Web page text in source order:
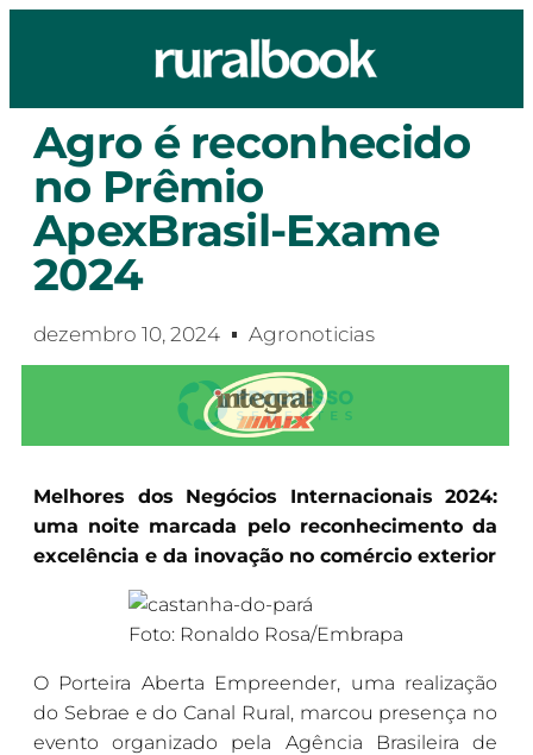
Agro é reconhecido
no Prêmio
ApexBrasil-Exame
2024
dezembro 10, 2024 Agronoticias
Melhores dos Negócios Internacionais 2024:
uma noite marcada pelo reconhecimento da
excelência e da inovação no comércio exterior
Foto: Ronaldo Rosa/Embrapa
O Porteira Aberta Empreender, uma realização
do Sebrae e do Canal Rural, marcou presença no
evento organizado pela Agência Brasileira de